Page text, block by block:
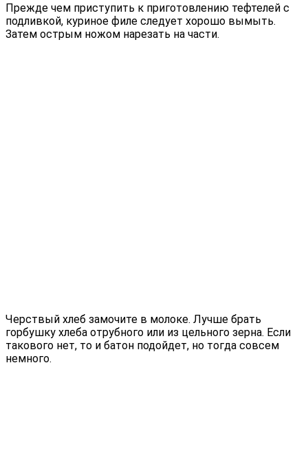
Прежде чем приступить к приготовлению тефтелей с
подливкой, куриное филе следует хорошо вымыть.
Затем острым ножом нарезать на части.
Черствый хлеб замочите в молоке. Лучше брать
горбушку хлеба отрубного или из цельного зерна. Если
такового нет, то и батон подойдет, но тогда совсем
немного.